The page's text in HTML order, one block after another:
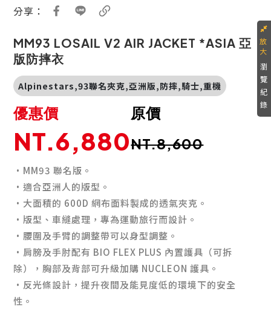
分享：
MM93 LOSAIL V2 AIR JACKET *ASIA 亞
版防摔衣
Alpinestars,93聯名夾克,亞洲版,防摔,騎士,重機
原價
NT.8,600
優惠價
NT.6,880
·MM93 聯名版。
·適合亞洲人的版型。
·大面積的 600D 網布面料製成的透氣夾克。
·版型、車縫處理，專為運動旅行而設計。
·腰圍及手臂的調整帶可以身型調整。
·肩膀及手肘配有 BIO FLEX PLUS 內置護具（可拆
除），胸部及背部可升級加購 NUCLEON 護具。
·反光條設計，提升夜間及能見度低的環境下的安全
性。
瀏
覽
紀
錄